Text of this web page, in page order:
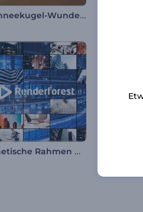
Schneekugel-Wunder – Einleitung
Kinetische Rahmen Opener